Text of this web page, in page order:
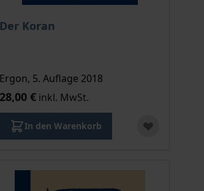
gewählten Produktoption auf der
Der Koran
Ergon, 5. Auflage 2018
28,00 € inkl. MwSt.
In den Warenkorb